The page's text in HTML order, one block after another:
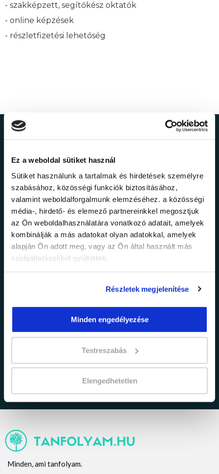
Ez a weboldal sütiket használ
Sütiket használunk a tartalmak és hirdetések személyre
szabásához, közösségi funkciók biztosításához,
valamint weboldalforgalmunk elemzéséhez. a közösségi
média-, hirdető- és elemező partnereinkkel megosztjuk
az Ön weboldalhasználatára vonatkozó adatait, amelyek
kombinálják a más adatokat olyan adatokkal, amelyek
alapján Ön adott meg, vagy az Ön által használt más
szolgáltatásokból gyűjtöttek.
Részletek megjelenítése
Minden engedélyezése
Testreszabás
Elengedhetetlen
- szakképzett, segítőkész oktatók
- online képzések
- részletfizetési lehetőség
Ne maradj le a
legfrissebb
információkról!
Értesülj elsőként legújabb tanfolyamainkról,
legfrissebb híreinkről és időszakos
promócióinkról.
Elfogadom azadatkezelési tájékoztatóban
Minden, ami tanfolyam.